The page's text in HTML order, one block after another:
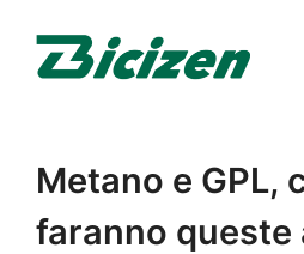
Metano e GPL,
faranno queste